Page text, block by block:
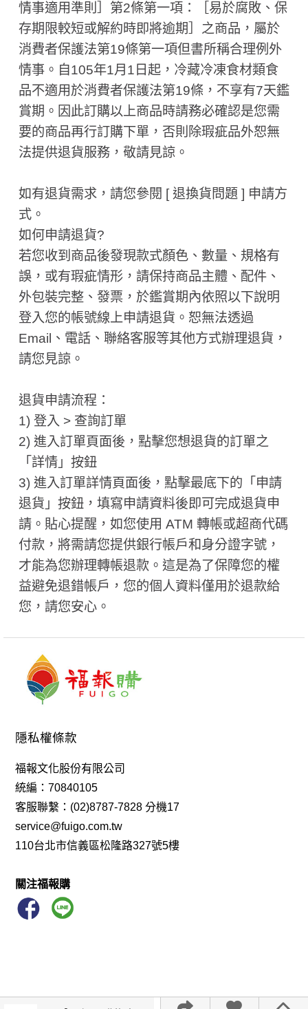
情事適用準則］第2條第一項：［易於腐敗、保
存期限較短或解約時即將逾期］之商品，屬於
消費者保護法第19條第一項但書所稱合理例外
情事。自105年1月1日起，冷藏冷凍食材類食
品不適用於消費者保護法第19條，不享有7天鑑
賞期。因此訂購以上商品時請務必確認是您需
要的商品再行訂購下單，否則除瑕疵品外恕無
法提供退貨服務，敬請見諒。
如有退貨需求，請您參閱 [ 退換貨問題 ] 申請方
式。
如何申請退貨?
若您收到商品後發現款式顏色、數量、規格有
誤，或有瑕疵情形，請保持商品主體、配件、
外包裝完整、發票，於鑑賞期內依照以下說明
登入您的帳號線上申請退貨。恕無法透過
Email、電話、聯絡客服等其他方式辦理退貨，
請您見諒。
退貨申請流程：
1) 登入 > 查詢訂單
2) 進入訂單頁面後，點擊您想退貨的訂單之
「詳情」按鈕
3) 進入訂單詳情頁面後，點擊最底下的「申請
退貨」按鈕，填寫申請資料後即可完成退貨申
請。貼心提醒，如您使用 ATM 轉帳或超商代碼
付款，將需請您提供銀行帳戶和身分證字號，
才能為您辦理轉帳退款。這是為了保障您的權
益避免退錯帳戶，您的個人資料僅用於退款給
您，請您安心。
隱私權條款
福報文化股份有限公司
統編：70840105
客服聯繫：(02)8787-7828 分機17
service@fuigo.com.tw
110台北市信義區松隆路327號5樓
關注福報購